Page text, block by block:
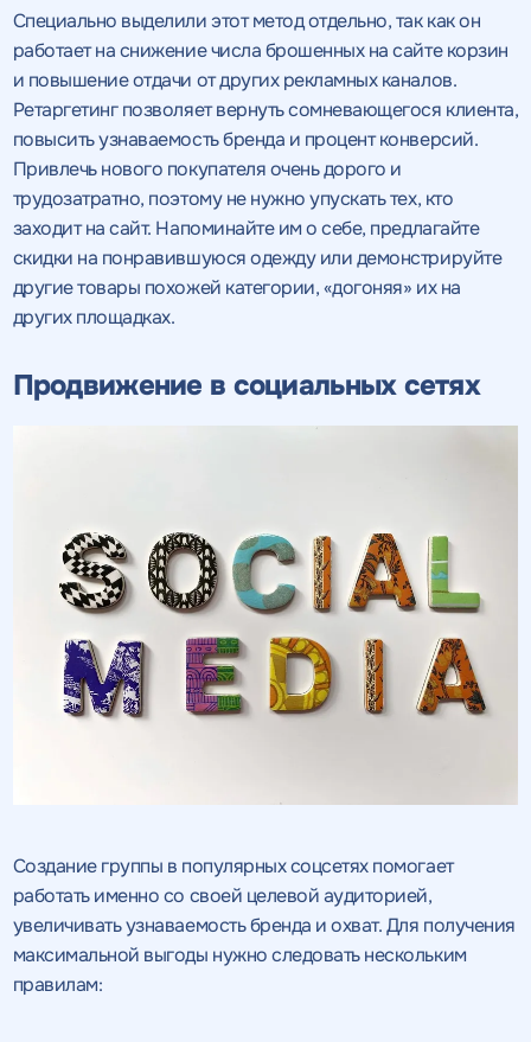
Специально выделили этот метод отдельно, так как он
работает на снижение числа брошенных на сайте корзин
и повышение отдачи от других рекламных каналов.
Ретаргетинг позволяет вернуть сомневающегося клиента,
повысить узнаваемость бренда и процент конверсий.
Привлечь нового покупателя очень дорого и
трудозатратно, поэтому не нужно упускать тех, кто
заходит на сайт. Напоминайте им о себе, предлагайте
скидки на понравившуюся одежду или демонстрируйте
другие товары похожей категории, «догоняя» их на
других площадках.
Продвижение в социальных сетях
Создание группы в популярных соцсетях помогает
работать именно со своей целевой аудиторией,
увеличивать узнаваемость бренда и охват. Для получения
максимальной выгоды нужно следовать нескольким
правилам: